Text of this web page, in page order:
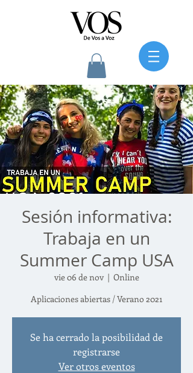
Sesión informativa:
Trabaja en un
Summer Camp USA
vie 06 de nov
  |
Online
Aplicaciones abiertas / Verano 2021
Se ha cerrado la posibilidad de
registrarse
Ver otros eventos